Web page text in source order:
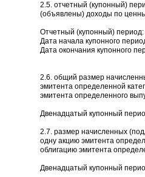
2.5. отчетный (купонный)
(объявлены) доходы по
Отчетный (купонный)
Дата начала купонного
Дата окончания купонного
2.6. общий размер
эмитента определенной
эмитента определенного
Двенадцатый купонный
2.7. размер начисленных
одну акцию эмитента
облигацию эмитента
Двенадцатый купонный